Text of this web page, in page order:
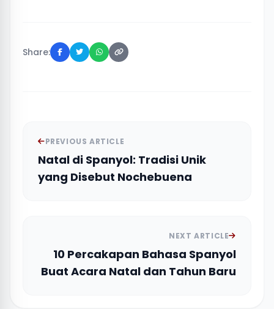
Share:
PREVIOUS ARTICLE
Natal di Spanyol: Tradisi Unik
yang Disebut Nochebuena
NEXT ARTICLE
10 Percakapan Bahasa Spanyol
Buat Acara Natal dan Tahun Baru